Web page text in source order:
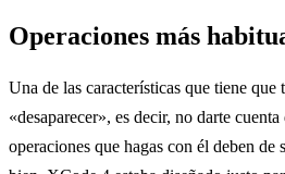
Operaciones más
Una de las características que tiene
«desaparecer», es decir, no darte
operaciones que hagas con él deben de